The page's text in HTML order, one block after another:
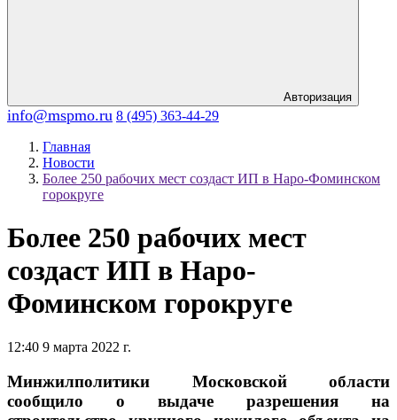
Авторизация
info@mspmo.ru 8 (495) 363-44-29
Главная
Новости
Более 250 рабочих мест создаст ИП в Наро-Фоминском
горокруге
Более 250 рабочих мест
создаст ИП в Наро-
Фоминском горокруге
12:40 9 марта 2022 г.
Минжилполитики Московской области
сообщило о выдаче разрешения на